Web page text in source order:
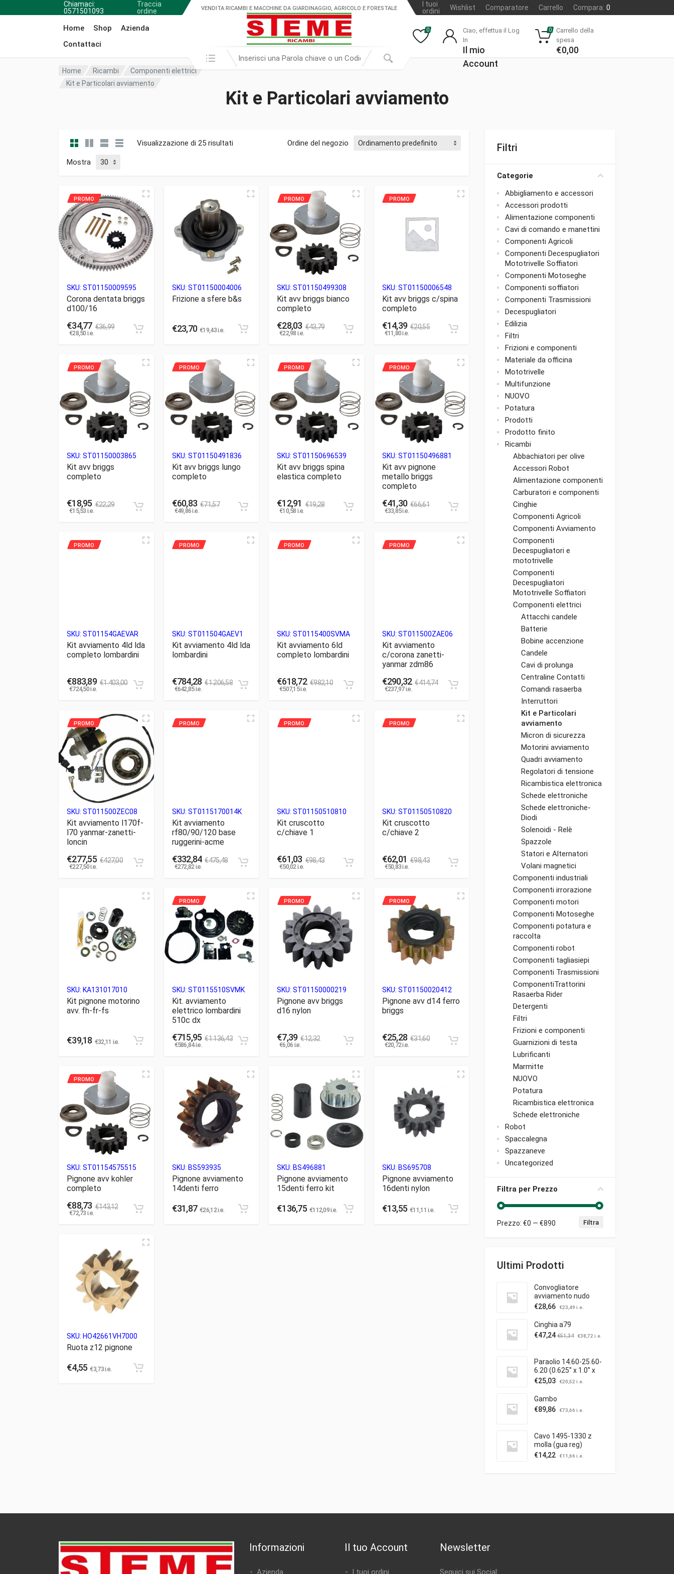
Chiamaci:
0571501093
Traccia
ordine
I tuoi
ordini
Wishlist Comparatore Carrello Compara: 0
Home Shop
Azienda
Contattaci
VENDITA RICAMBI E MACCHINE DA GIARDINAGGIO, AGRICOLO E FORESTALE
Cerca in:
0
Ciao, effettua il Log
In
Il mio
Account
0
Carrello della
spesa
€0,00
Home Ricambi
Componenti elettrici
Kit e Particolari avviamento
Kit e Particolari avviamento
Visualizzazione di 25 risultati Ordine del negozio
Mostra
SKU: ST01150009595
Corona dentata briggs
d100/16
€34,77 €36,99
€28,50 i.e.
SKU: ST01150004006
Frizione a sfere b&s
€23,70 €19,43i.e.
SKU: ST01150499308
Kit avv briggs bianco
completo
€28,03 €43,79
€22,98 i.e.
SKU: ST01150006548
Kit avv briggs c/spina
completo
€14,39 €20,55
€11,80i.e.
SKU: ST01150003865
Kit avv briggs
completo
€18,95 €22,29
€15,53 i.e.
SKU: ST01150491836
Kit avv briggs lungo
completo
€60,83 €71,57
€49,86i.e.
SKU: ST01150696539
Kit avv briggs spina
elastica completo
€12,91 €19,28
€10,58 i.e.
SKU: ST01150496881
Kit avv pignone
metallo briggs
completo
€41,30 €66,61
€33,85i.e.
SKU: ST01154GAEVAR
Kit avviamento 4ld lda
completo lombardini
€883,89 €1.403,00
€724,50i.e.
SKU: ST011504GAEV1
Kit avviamento 4ld lda
lombardini
€784,28 €1.206,58
€642,85i.e.
SKU: ST0115400SVMA
Kit avviamento 6ld
completo lombardini
€618,72 €982,10
€507,15i.e.
SKU: ST011500ZAE06
Kit avviamento
c/corona zanetti-
yanmar zdm86
€290,32 €414,74
€237,97i.e.
SKU: ST011500ZEC08
Kit avviamento l170f-
l70 yanmar-zanetti-
loncin
€277,55 €427,00
€227,50i.e.
SKU: ST0115170014K
Kit avviamento
rf80/90/120 base
ruggerini-acme
€332,84 €475,48
€272,82i.e.
SKU: ST01150510810
Kit cruscotto
c/chiave 1
€61,03 €98,43
€50,02i.e.
SKU: ST01150510820
Kit cruscotto
c/chiave 2
€62,01 €98,43
€50,83i.e.
SKU: KA131017010
Kit pignone motorino
avv. fh-fr-fs
€39,18 €32,11 i.e.
SKU: ST0115510SVMK
Kit. avviamento
elettrico lombardini
510c dx
€715,95 €1.136,43
€586,84i.e.
SKU: ST01150000219
Pignone avv briggs
d16 nylon
€7,39 €12,32
€6,06 i.e.
SKU: ST01150020412
Pignone avv d14 ferro
briggs
€25,28 €31,60
€20,72i.e.
SKU: ST01154575515
Pignone avv kohler
completo
€88,73 €143,12
€72,73 i.e.
SKU: BS593935
Pignone avviamento
14denti ferro
€31,87 €26,12i.e.
SKU: BS496881
Pignone avviamento
15denti ferro kit
€136,75 €112,09i.e.
SKU: BS695708
Pignone avviamento
16denti nylon
€13,55 €11,11 i.e.
SKU: HO42661VH7000
Ruota z12 pignone
€4,55 €3,73i.e.
Filtri
Categorie
Abbigliamento e accessori
Accessori prodotti
Alimentazione componenti
Cavi di comando e manettini
Componenti Agricoli
Componenti Decespugliatori
Mototrivelle Soffiatori
Componenti Motoseghe
Componenti soffiatori
Componenti Trasmissioni
Decespugliatori
Edilizia
Filtri
Frizioni e componenti
Materiale da officina
Mototrivelle
Multifunzione
NUOVO
Potatura
Prodotti
Prodotto finito
Ricambi
Abbachiatori per olive
Accessori Robot
Alimentazione componenti
Carburatori e componenti
Cinghie
Componenti Agricoli
Componenti Avviamento
Componenti
Decespugliatori e
mototrivelle
Componenti
Decespugliatori
Mototrivelle Soffiatori
Componenti elettrici
Attacchi candele
Batterie
Bobine accenzione
Candele
Cavi di prolunga
Centraline Contatti
Comandi rasaerba
Interruttori
Kit e Particolari
avviamento
Micron di sicurezza
Motorini avviamento
Quadri avviamento
Regolatori di tensione
Ricambistica elettronica
Schede elettroniche
Schede elettroniche-
Diodi
Solenoidi - Relè
Spazzole
Statori e Alternatori
Volani magnetici
Componenti industriali
Componenti irrorazione
Componenti motori
Componenti Motoseghe
Componenti potatura e
raccolta
Componenti robot
Componenti tagliasiepi
Componenti Trasmissioni
ComponentiTrattorini
Rasaerba Rider
Detergenti
Filtri
Frizioni e componenti
Guarnizioni di testa
Lubrificanti
Marmitte
NUOVO
Potatura
Ricambistica elettronica
Schede elettroniche
Robot
Spaccalegna
Spazzaneve
Uncategorized
Filtra per Prezzo
Prezzo Min
Prezzo Max Filtra
Prezzo: €0 — €890
Ultimi Prodotti
Convogliatore
avviamento nudo
€28,66 €23,49 i.e.
Cinghia a79
€47,24 €51,34 €38,72 i.e.
Paraolio 14.60-25.60-
6.20 (0.625'' x 1.0'' x
0.25'')
€25,03 €20,52 i.e.
Gambo
€89,86 €73,66 i.e.
Cavo 1495-1330 z
molla (gua reg)
trazione
€14,22 €11,66 i.e.
Informazioni
Azienda
Il tuo Account
I tuoi ordini
Newsletter
Seguici sui Social: